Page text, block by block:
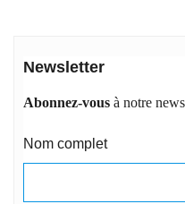
Newsletter
Abonnez-vous à notre
Nom complet